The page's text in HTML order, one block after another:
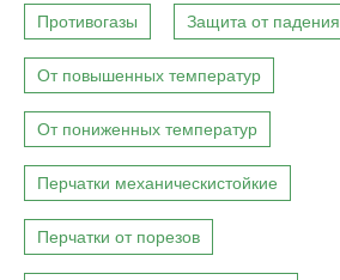
Противогазы Защита от падения
От повышенных температур
От пониженных температур
Перчатки механическистойкие
Перчатки от порезов